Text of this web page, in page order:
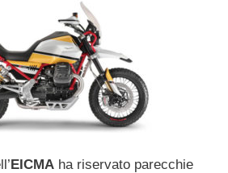
EICMA ha riservato parecchie